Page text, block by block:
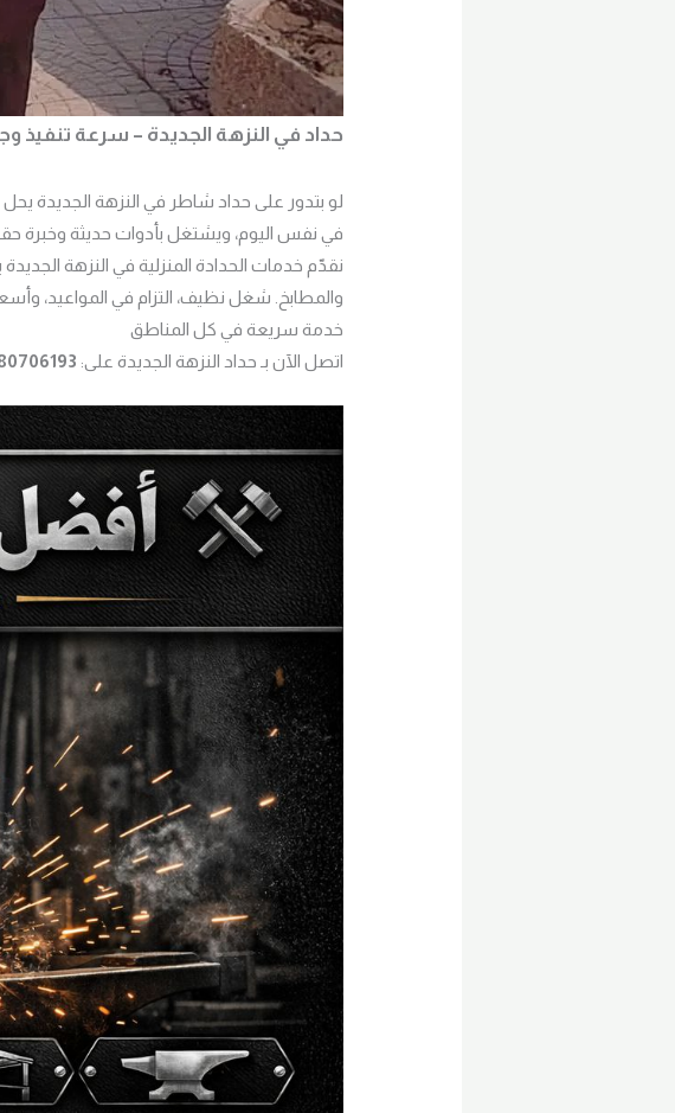
حداد في النزهة الجديدة – سرعة تنفيذ
لو بتدور على حداد شاطر في النزهة الجديدة
في نفس اليوم، ويشتغل بأدوات حديثة وخبرة
نقدّم خدمات الحدادة المنزلية في النزهة
والمطابخ. شغل نظيف، التزام في المواعيد،
خدمة سريعة في كل المناطق
اتصل الآن بـ حداد النزهة الجديدة على: